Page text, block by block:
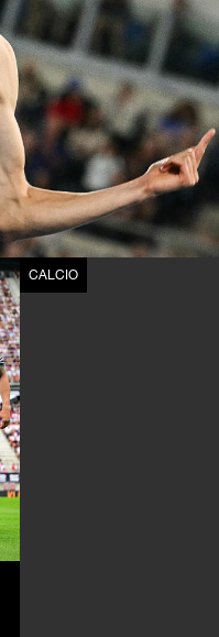
CALCIO